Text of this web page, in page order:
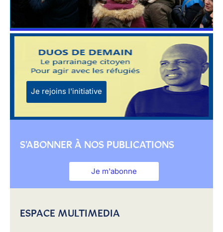
Je rejoins l'initiative
S'ABONNER À NOS PUBLICATIONS
Je m'abonne
ESPACE MULTIMEDIA